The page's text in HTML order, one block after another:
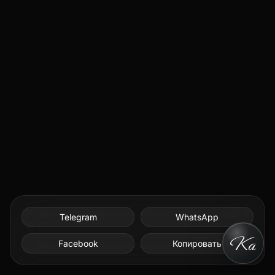
Telegram WhatsApp
Facebook Копировать